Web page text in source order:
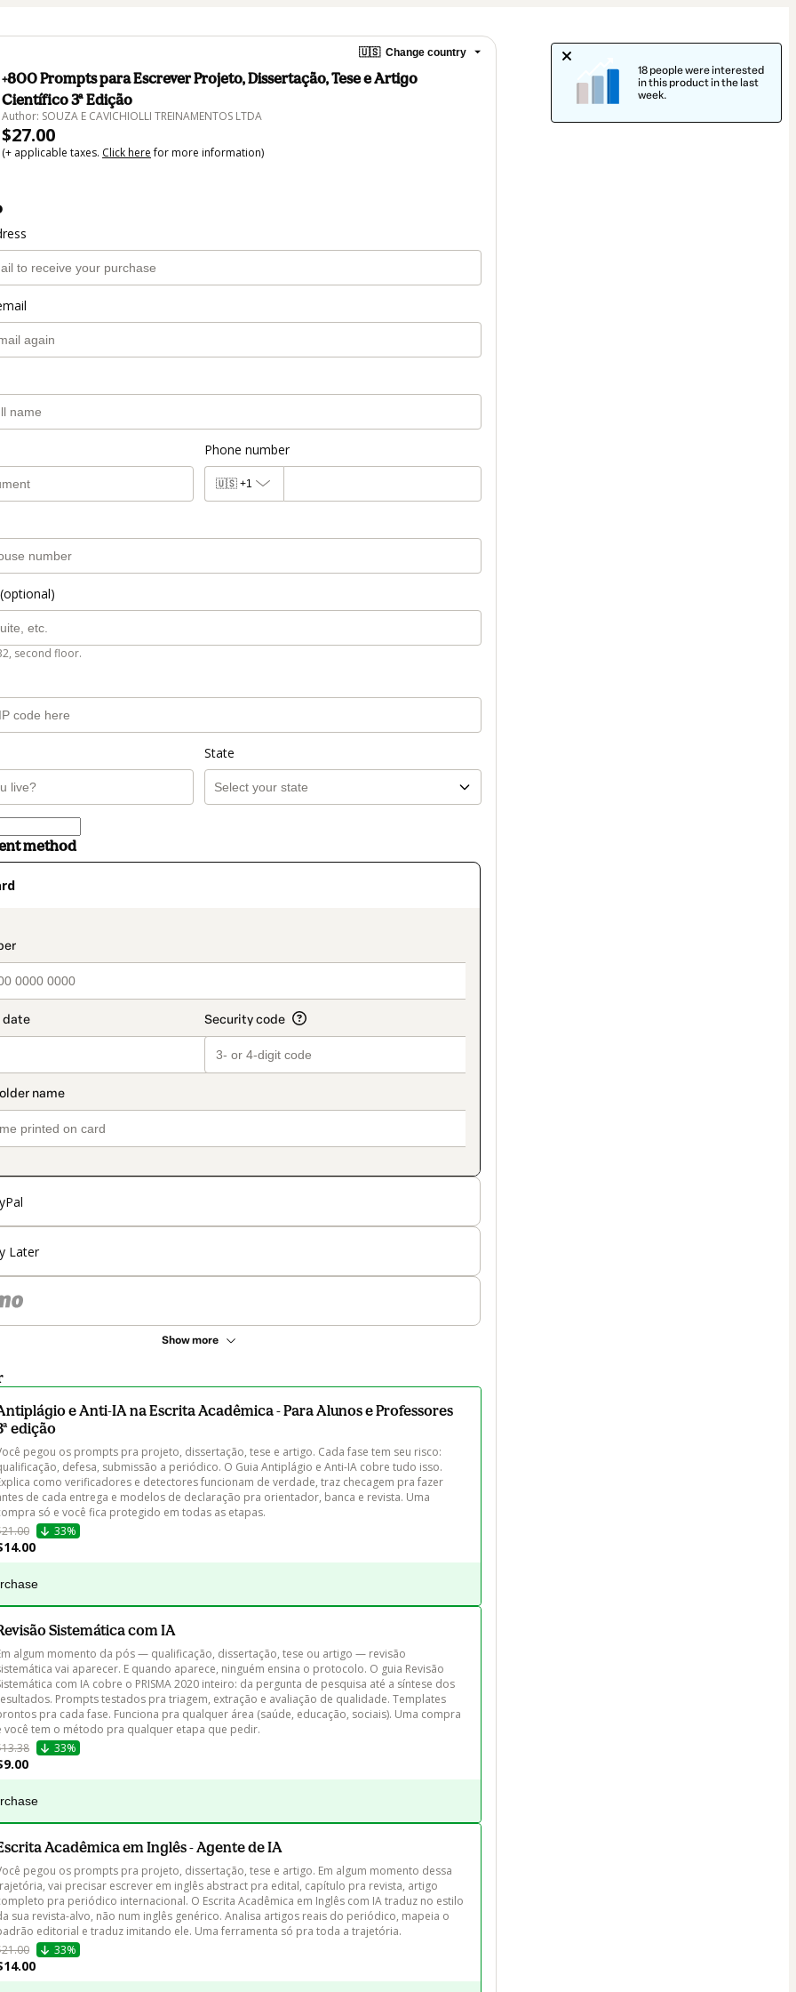
🇺🇸 Change country
+800 Prompts para Escrever Projeto, Dissertação, Tese e Artigo
Científico 3ª Edição
Author: SOUZA E CAVICHIOLLI TREINAMENTOS LTDA
$27.00
(+ applicable taxes. Click herefor more information)
Phone number
🇺🇸 +1
second floor.
State
method
Later
Show more
e Anti-IA na Escrita Acadêmica - Para Alunos e Professores
edição
pegou os prompts pra projeto, dissertação, tese e artigo. Cada fase tem seu risco:
defesa, submissão a periódico. O Guia Antiplágio e Anti-IA cobre tudo isso.
como verificadores e detectores funcionam de verdade, traz checagem pra fazer
de cada entrega e modelos de declaração pra orientador, banca e revista. Uma
só e você fica protegido em todas as etapas.
33%
Sistemática com IA
algum momento da pós — qualificação, dissertação, tese ou artigo — revisão
vai aparecer. E quando aparece, ninguém ensina o protocolo. O guia Revisão
com IA cobre o PRISMA 2020 inteiro: da pergunta de pesquisa até a síntese dos
Prompts testados pra triagem, extração e avaliação de qualidade. Templates
pra cada fase. Funciona pra qualquer área (saúde, educação, sociais). Uma compra
você tem o método pra qualquer etapa que pedir.
33%
Acadêmica em Inglês - Agente de IA
pegou os prompts pra projeto, dissertação, tese e artigo. Em algum momento dessa
vai precisar escrever em inglês abstract pra edital, capítulo pra revista, artigo
pra periódico internacional. O Escrita Acadêmica em Inglês com IA traduz no estilo
sua revista-alvo, não num inglês genérico. Analisa artigos reais do periódico, mapeia o
editorial e traduz imitando ele. Uma ferramenta só pra toda a trajetória.
33%
18 people were interested
in this product in the last
week.